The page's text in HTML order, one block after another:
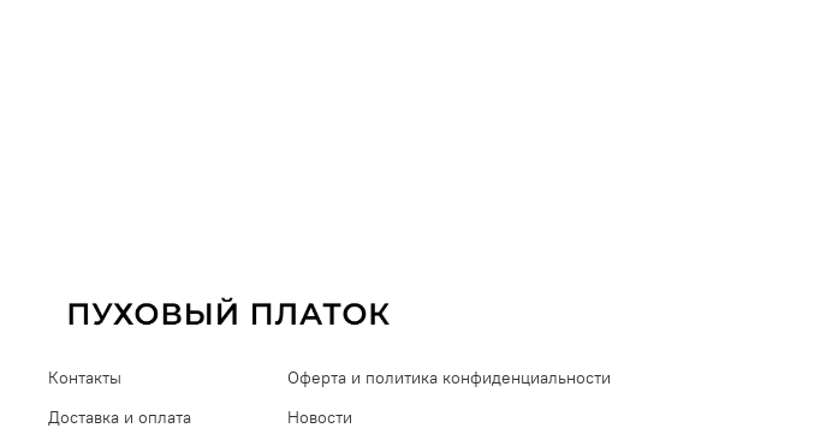
Контакты
Доставка и оплата
Оферта и политика конфиденциальности
Новости